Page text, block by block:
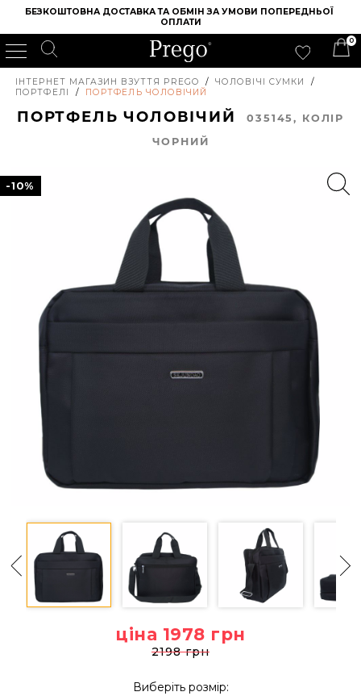
БЕЗКОШТОВНА ДОСТАВКА ТА ОБМІН ЗА УМОВИ ПОПЕРЕДНЬОЇ
ОПЛАТИ
0
ІНТЕРНЕТ МАГАЗИН ВЗУТТЯ PREGO / ЧОЛОВІЧІ СУМКИ
/
ПОРТФЕЛІ
/ ПОРТФЕЛЬ ЧОЛОВІЧИЙ
ПОРТФЕЛЬ ЧОЛОВІЧИЙ035145, КОЛIР
ЧОРНИЙ
-10%
ціна 1978 грн
2198 грн
Виберіть розмір: